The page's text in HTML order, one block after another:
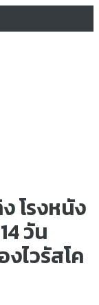
โรงหนัง
วัน
ไวรัสโค